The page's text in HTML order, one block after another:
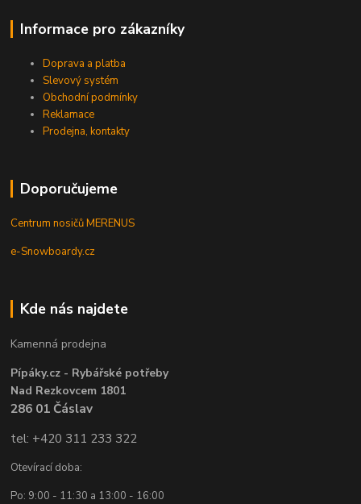
Informace pro zákazníky
Doprava a platba
Slevový systém
Obchodní podmínky
Reklamace
Prodejna, kontakty
Doporučujeme
Centrum nosičů MERENUS
e-Snowboardy.cz
Kde nás najdete
Kamenná prodejna
Pípáky.cz - Rybářské potřeby
Nad Rezkovcem 1801
286 01 Čáslav
tel: +420 311 233 322
Otevírací doba:
Po: 9:00 - 11:30 a 13:00 - 16:00